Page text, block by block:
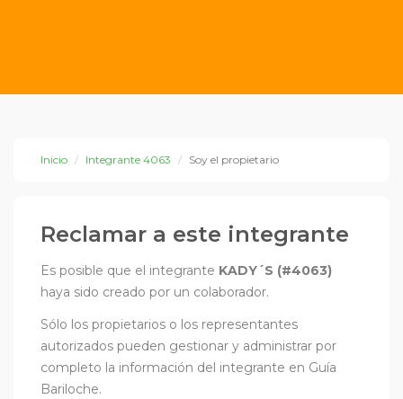
Inicio Integrante 4063 Soy el propietario
Reclamar a este integrante
Es posible que el integrante KADY´S (#4063)
haya sido creado por un colaborador.
Sólo los propietarios o los representantes
autorizados pueden gestionar y administrar por
completo la información del integrante en Guía
Bariloche.